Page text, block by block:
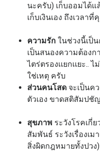
นะครับ) เก็บออมได้
เก็บเงินเอง ถึงเวล
ความรัก ในช่วงนี้เป็
เป็นสนองความต้องก
ไตร่ตรองเเยกเเยะ..
ใช่เหตุ ครับ
ส่วนคนโสด จะเป็นค
ตัวเอง ขาดสติสัมป
สุขภาพ ระวังโรคเกี่
สัมพันธ์ ระวังเรื่องเ
สิ่งผิดกฎหมายทั้งปว